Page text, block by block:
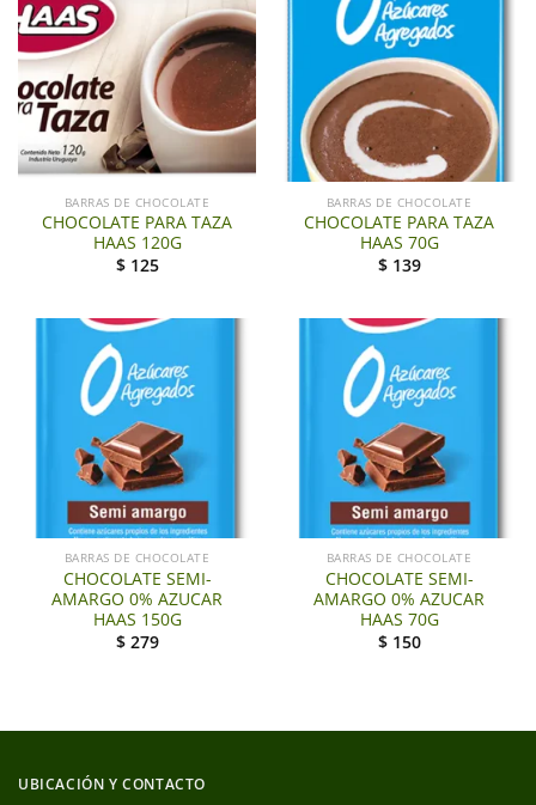
BARRAS DE CHOCOLATE
CHOCOLATE PARA TAZA
HAAS 120G
$ 125
BARRAS DE CHOCOLATE
CHOCOLATE PARA TAZA
HAAS 70G
$ 139
BARRAS DE CHOCOLATE
CHOCOLATE SEMI-
AMARGO 0% AZUCAR
HAAS 150G
$ 279
BARRAS DE CHOCOLATE
CHOCOLATE SEMI-
AMARGO 0% AZUCAR
HAAS 70G
$ 150
UBICACIÓN Y CONTACTO